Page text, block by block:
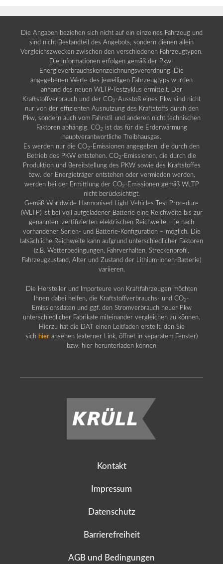
Die Angaben beziehen sich nicht auf ein einzelnes Fahrzeug und
sind nicht Bestandteil des Angebots, sondern dienen allein
Vergleichszwecken zwischen den verschiedenen Fahrzeugtypen.
Die Informationen erfolgen gemäß der Pkw-
Energieverbrauchskennzeichnungsverordnung. Die
angegebenen Werte des jeweiligen Fahrzeugtyps wurden
anhand des neuen WLTP-Testzyklus ermittelt. Der
Kraftstoffverbrauch und der CO2 -Ausstoß eines Pkw sind nicht
nur von der effizienten Ausnutzung des Kraftstoffs durch den
Pkw, sondern auch vom Fahrstil und anderen nicht technischen
Faktoren abhängig. CO2 ist das für die Erderwärmung
hauptverantwortliche Treibhausgas.
Es werden nur die CO2 -Emissionen angegeben, die durch den
Betrieb des PKW entstehen. CO2 -Emissionen, die durch die
Produktion und Bereitstellung des PKW sowie des Kraftstoffes
bzw. der Energieträger entstehen oder vermieden werden,
werden bei der Ermittlung der CO2 -Emissionen gemäß WLTP
nicht berücksichtigt.
Gemäß Worldwide Harmonised Light Vehicles Test Procedure
(WLTP) ist bei voll aufgeladener Batterie eine Reichweite bis zur
genannten, zertifizierten elektrischen Reichweite – je nach
vorhandener Serien- und Batterie-Konfiguration – möglich. Die
tatsächliche Reichweite kann aufgrund unterschiedlicher Faktoren
(z.B. Wetterbedingungen, Fahrverhalten, Streckenprofil,
Fahrzeugzustand, Alter und Zustand der Lithium-Ionen-Batterie)
variieren.
Die Hersteller und Importeure von Kraftfahrzeugen möchten
Ihnen dabei helfen, die Kraftstoffverbrauchs- und CO2 -
Emissionsdaten und ggf. den Stromverbrauch neuer Pkw
unterschiedlicher Fabrikate miteinander vergleichen zu können.
Hierzu hat die DAT einen Leitfaden erstellt, den Sie
sich hier ansehen (externer Link, öffnet in separatem Fenster)
bzw. hier herunterladen können
Kontakt
Impressum
Datenschutz
Barrierefreiheit
AGB und Bedingungen